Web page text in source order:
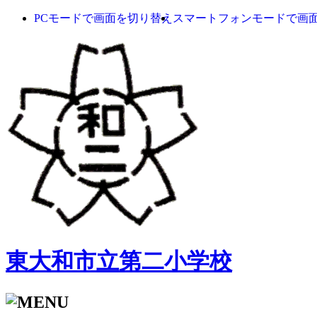
PCモードで画面を切り替え スマートフォンモードで画
東大和市立第二小学校